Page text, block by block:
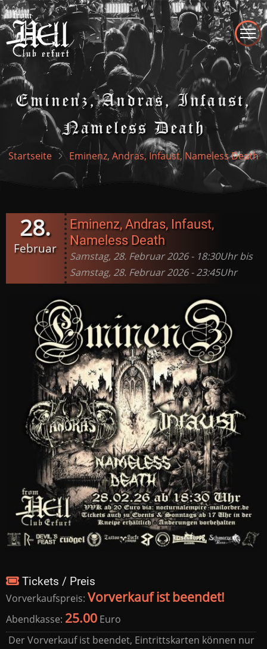
Direkt
zum
Inhalt
Eminenz, Andras, Infaust,
Nameless Death
Startseite Eminenz, Andras, Infaust, Nameless Death
28.
Februar
Eminenz, Andras, Infaust,
Nameless Death
Samstag, 28. Februar 2026 - 18:30Uhr bis
Samstag, 28. Februar 2026 - 23:45Uhr
Tickets / Preis
Vorverkaufspreis: Vorverkauf ist beendet!
Abendkasse: 25.00 Euro
Der Vorverkauf ist beendet, Eintrittskarten können nur